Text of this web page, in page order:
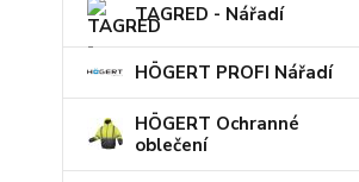
TAGRED - Nářadí
HÖGERT PROFI Nářadí
HÖGERT Ochranné
oblečení